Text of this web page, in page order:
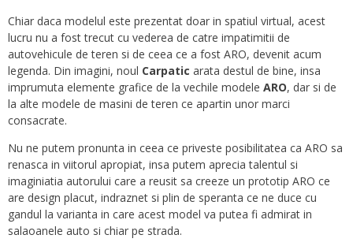
Chiar daca modelul este prezentat doar in spatiul virtual, acest
lucru nu a fost trecut cu vederea de catre impatimitii de
autovehicule de teren si de ceea ce a fost ARO, devenit acum
legenda. Din imagini, noul Carpatic arata destul de bine, insa
imprumuta elemente grafice de la vechile modele ARO, dar si de
la alte modele de masini de teren ce apartin unor marci
consacrate.
Nu ne putem pronunta in ceea ce priveste posibilitatea ca ARO sa
renasca in viitorul apropiat, insa putem aprecia talentul si
imaginiatia autorului care a reusit sa creeze un prototip ARO ce
are design placut, indraznet si plin de speranta ce ne duce cu
gandul la varianta in care acest model va putea fi admirat in
salaoanele auto si chiar pe strada.